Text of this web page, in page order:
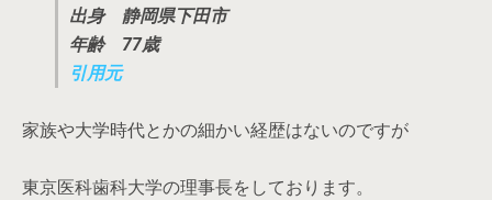
出身 静岡県下田市
年齢 77歳
引用元
家族や大学時代とかの細かい経歴はないのですが
東京医科歯科大学の理事長をしております。